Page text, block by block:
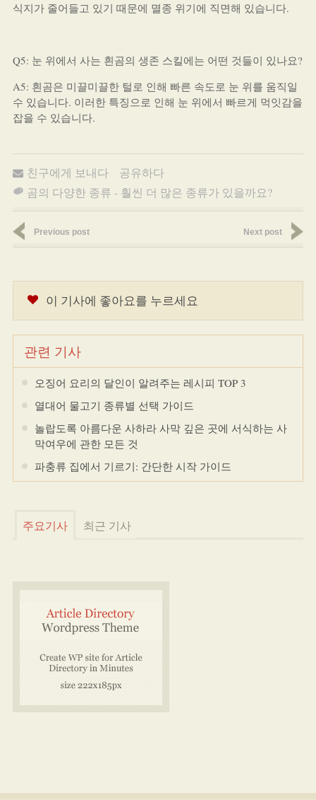
식지가 줄어들고 있기 때문에 멸종 위기에 직면해 있습니다.
Q5: 눈 위에서 사는 흰곰의 생존 스킬에는 어떤 것들이 있나요?
A5: 흰곰은 미끌미끌한 털로 인해 빠른 속도로 눈 위를 움직일
수 있습니다. 이러한 특징으로 인해 눈 위에서 빠르게 먹잇감을
잡을 수 있습니다.
친구에게 보내다
공유하다
곰의 다양한 종류 - 훨씬 더 많은 종류가 있을까요?
Previous post Next post
이 기사에 좋아요를 누르세요
관련 기사
오징어 요리의 달인이 알려주는 레시피 TOP 3
열대어 물고기 종류별 선택 가이드
놀랍도록 아름다운 사하라 사막 깊은 곳에 서식하는 사
막여우에 관한 모든 것
파충류 집에서 기르기: 간단한 시작 가이드
주요기사 최근 기사